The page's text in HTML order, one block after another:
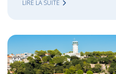
LIRE LA SUITE